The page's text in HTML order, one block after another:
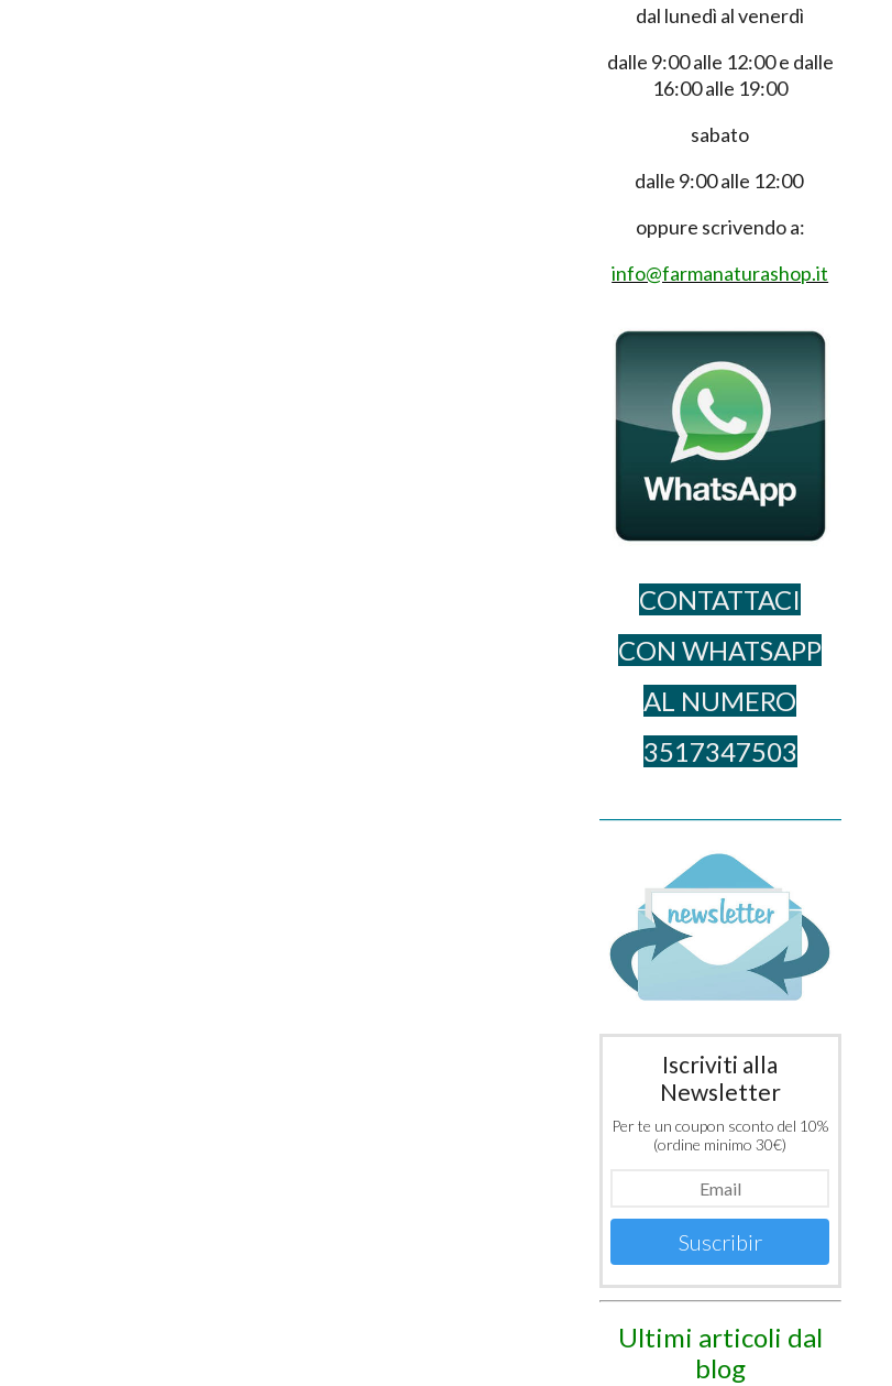
dal lunedì al venerdì
dalle 9:00 alle 12:00 e dalle
16:00 alle 19:00
sabato
dalle 9:00 alle 12:00
oppure scrivendo a:
info@farmanaturashop.it
CONTATTACI
CON WHATSAPP
AL NUME​RO
3517347503
Iscriviti alla
Newsletter
Per te un coupon sconto del 10%
(ordine minimo 30€)
Suscribir
Ultimi articoli dal
blog